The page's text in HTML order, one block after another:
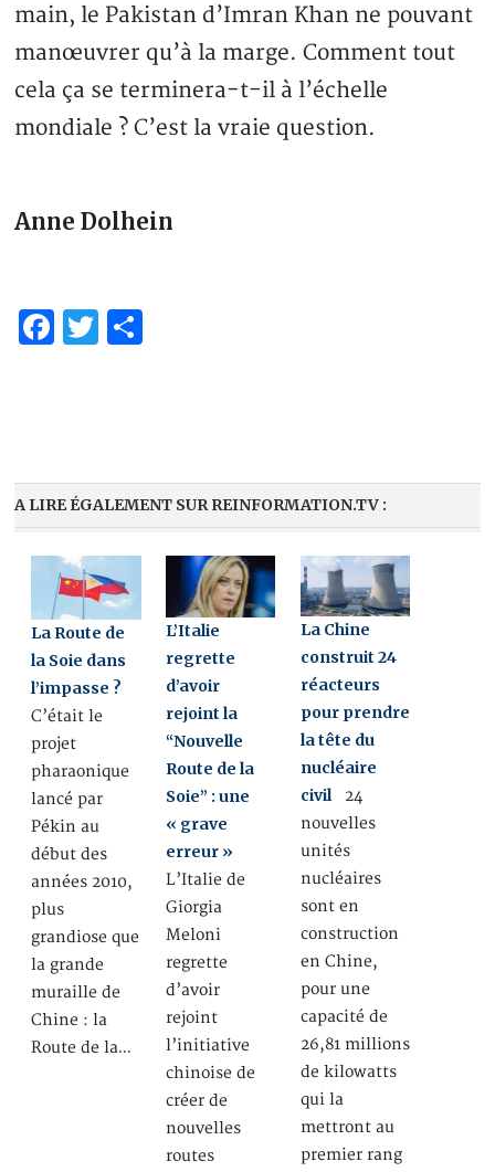
main, le Pakistan d’Imran Khan ne pouvant
manœuvrer qu’à la marge. Comment tout
cela ça se terminera-t-il à l’échelle
mondiale ? C’est la vraie question.
Anne Dolhein
Facebook
Twitter
A LIRE ÉGALEMENT SUR REINFORMATION.TV :
La Route de
la Soie dans
l’impasse ?
C’était le
projet
pharaonique
lancé par
Pékin au
début des
années 2010,
plus
grandiose que
la grande
muraille de
Chine : la
Route de la…
L’Italie
regrette
d’avoir
rejoint la
“Nouvelle
Route de la
Soie” : une
« grave
erreur »
L’Italie de
Giorgia
Meloni
regrette
d’avoir
rejoint
l’initiative
chinoise de
créer de
nouvelles
routes
La Chine
construit 24
réacteurs
pour prendre
la tête du
nucléaire
civil24
nouvelles
unités
nucléaires
sont en
construction
en Chine,
pour une
capacité de
26,81 millions
de kilowatts
qui la
mettront au
premier rang